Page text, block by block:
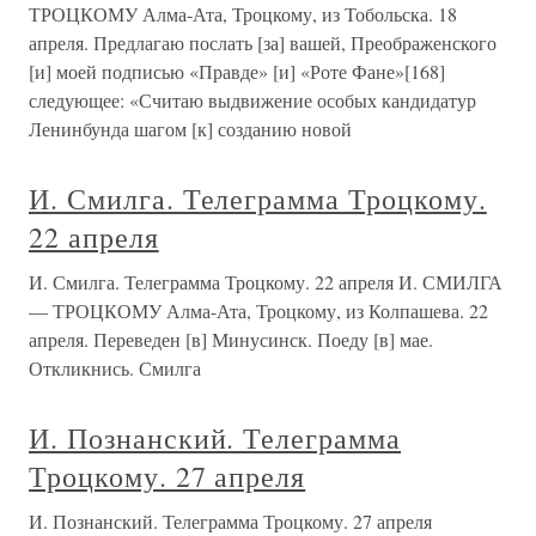
ТРОЦКОМУ Алма-Ата, Троцкому, из Тобольска. 18
апреля. Предлагаю послать [за] вашей, Преображенского
[и] моей подписью «Правде» [и] «Роте Фане»[168]
следующее: «Считаю выдвижение особых кандидатур
Ленинбунда шагом [к] созданию новой
И. Смилга. Телеграмма Троцкому.
22 апреля
И. Смилга. Телеграмма Троцкому. 22 апреля И. СМИЛГА
— ТРОЦКОМУ Алма-Ата, Троцкому, из Колпашева. 22
апреля. Переведен [в] Минусинск. Поеду [в] мае.
Откликнись. Смилга
И. Познанский. Телеграмма
Троцкому. 27 апреля
И. Познанский. Телеграмма Троцкому. 27 апреля